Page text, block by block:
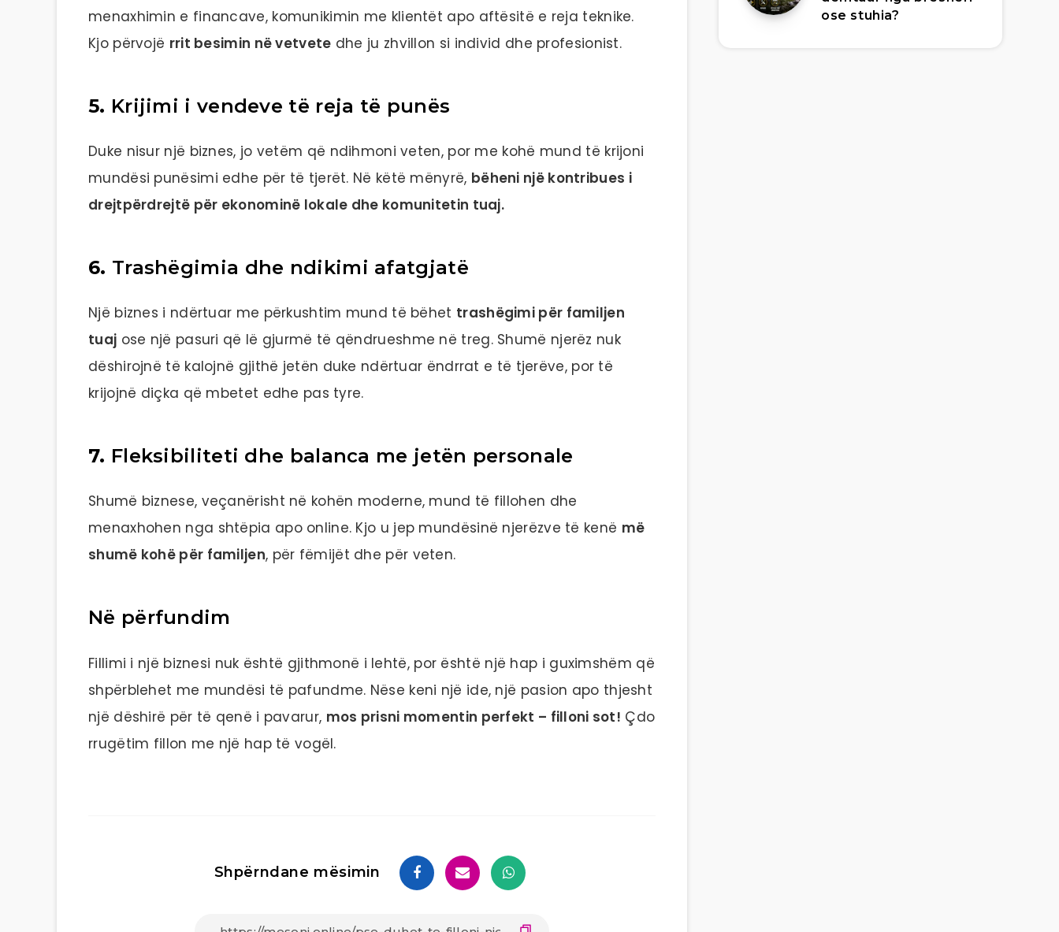
menaxhimin e financave, komunikimin me klientët apo aftësitë e reja teknike.
Kjo përvojë rrit besimin në vetvete dhe ju zhvillon si individ dhe profesionist.
5. Krijimi i vendeve të reja të punës
Duke nisur një biznes, jo vetëm që ndihmoni veten, por me kohë mund të krijoni
mundësi punësimi edhe për të tjerët. Në këtë mënyrë, bëheni një kontribues i
drejtpërdrejtë për ekonominë lokale dhe komunitetin tuaj.
6. Trashëgimia dhe ndikimi afatgjatë
Një biznes i ndërtuar me përkushtim mund të bëhet trashëgimi për familjen
tuaj ose një pasuri që lë gjurmë të qëndrueshme në treg. Shumë njerëz nuk
dëshirojnë të kalojnë gjithë jetën duke ndërtuar ëndrrat e të tjerëve, por të
krijojnë diçka që mbetet edhe pas tyre.
7. Fleksibiliteti dhe balanca me jetën personale
Shumë biznese, veçanërisht në kohën moderne, mund të fillohen dhe
menaxhohen nga shtëpia apo online. Kjo u jep mundësinë njerëzve të kenë më
shumë kohë për familjen, për fëmijët dhe për veten.
Në përfundim
Fillimi i një biznesi nuk është gjithmonë i lehtë, por është një hap i guximshëm që
shpërblehet me mundësi të pafundme. Nëse keni një ide, një pasion apo thjesht
një dëshirë për të qenë i pavarur, mos prisni momentin perfekt – filloni sot! Çdo
rrugëtim fillon me një hap të vogël.
Shpërndane mësimin
ose stuhia?